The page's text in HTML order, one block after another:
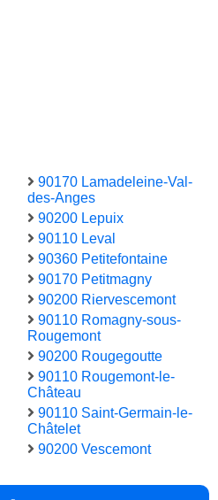
90170 Lamadeleine-Val-
des-Anges
90200 Lepuix
90110 Leval
90360 Petitefontaine
90170 Petitmagny
90200 Riervescemont
90110 Romagny-sous-
Rougemont
90200 Rougegoutte
90110 Rougemont-le-
Château
90110 Saint-Germain-le-
Châtelet
90200 Vescemont